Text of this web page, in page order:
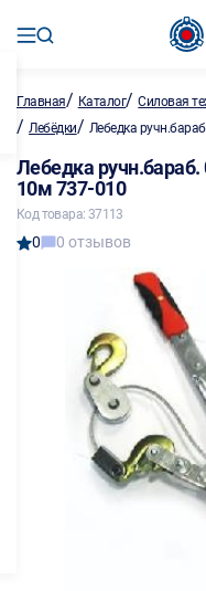
Главная/ Каталог/Силовая
/ Лебёдки/ Лебедка
Лебедка
10м 737-010
Код товара: 37113
0 0 отзывов